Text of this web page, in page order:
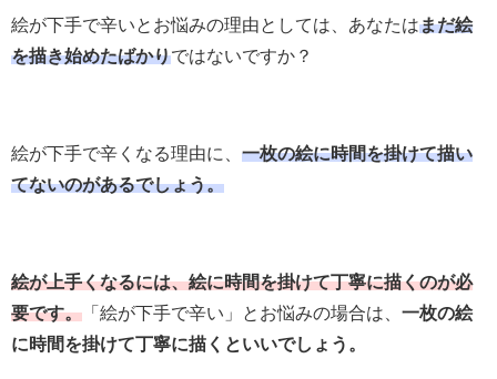
絵が下手で辛いとお悩みの理由としては、あなたはまだ絵
を描き始めたばかりではないですか？
絵が下手で辛くなる理由に、 一枚の絵に時間を掛けて描い
てないのがあるでしょう。
絵が上手くなるには、絵に時間を掛けて丁寧に描くのが必
要です。 「絵が下手で辛い」とお悩みの場合は、 一枚の絵
に時間を掛けて丁寧に描くといいでしょう。